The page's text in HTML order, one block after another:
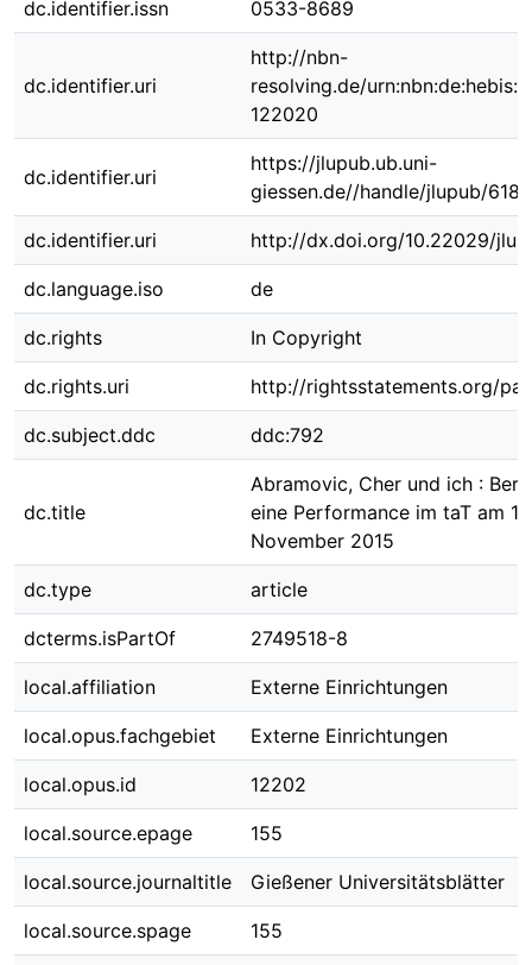
dc.identifier.issn 0533-8689
dc.identifier.uri
http://nbn-
resolving.de/
122020
dc.identifier.uri
https://jlupub.ub.uni-
giessen.de//handle/jlupub/6181
dc.identifier.uri http://dx.doi.org/10.22029/
dc.language.iso de
dc.rights In Copyright
dc.rights.uri http://rightsstatements.org/
dc.subject.ddc ddc:792
dc.title
Abramovic, Cher und ich :
eine Performance im taT am
November 2015
dc.type article
dcterms.isPartOf 2749518-8
local.affiliation Externe Einrichtungen
local.opus.fachgebiet Externe Einrichtungen
local.opus.id 12202
local.source.epage 155
local.source.journaltitle Gießener Universitätsblätter
local.source.spage 155